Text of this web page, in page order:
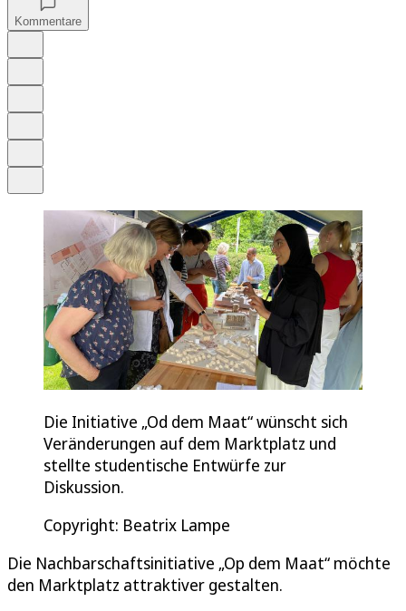
Kommentare
Die Initiative „Od dem Maat“ wünscht sich
Veränderungen auf dem Marktplatz und
stellte studentische Entwürfe zur
Diskussion.
Copyright: Beatrix Lampe
Die Nachbarschaftsinitiative „Op dem Maat“ möchte
den Marktplatz attraktiver gestalten.